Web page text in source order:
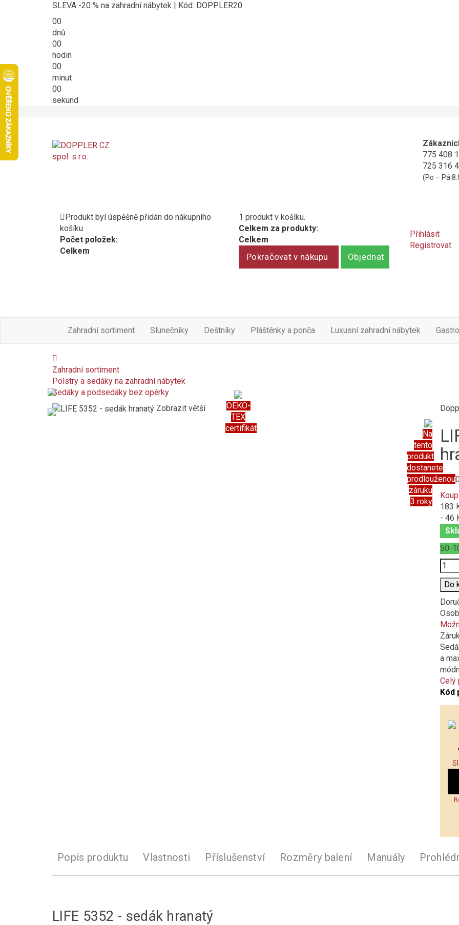
SLEVA -20 % na zahradní nábytek | Kód: DOPPLER20
00
dnů
00
hodin
00
minut
00
sekund
775 408
725 316
(Po – Pá
Produkt byl úspěšně přidán do nákupního
košíku
Počet položek:
Celkem
1 produkt v košíku.
Celkem za produkty:
Celkem
Pokračovat v nákupu Objednat
Přihlásit
Registrovat
Zahradní sortiment Slunečníky Deštníky Pláštěnky a ponča Luxusní zahradní nábytek Gastro
Zahradní sortiment
Polstry a sedáky na zahradní nábytek
Sedáky a podsedáky bez opěrky
OEKO-
TEX
certifikát
Na
tento
produkt
dostanete
prodlouženou
záruku
3 roky
Zobrazit větší
183
- 46
50-
Počet
Do
a
Celý
Kód
Popis produktu Vlastnosti Příslušenství Rozměry balení Manuály
LIFE 5352 - sedák hranatý